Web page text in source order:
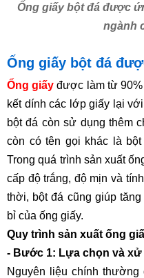
Ống giấy bột đá được
ngành
Ống giấy bột đá
Ống giấy được làm từ
kết dính các lớp giấy lại
bột đá còn sử dụng thêm
còn có tên gọi khác là
Trong quá trình sản xuất
cấp độ trắng, độ mịn và
thời, bột đá cũng giúp
bỉ của ống giấy.
Quy trình sản xuất ống
- Bước 1: Lựa chọn và xử
Nguyên liệu chính